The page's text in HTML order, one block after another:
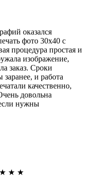
оказался
фото 30х40 с
процедура простая и
изображение,
заказ. Сроки
и работа
качественно,
довольна
нужны
★ ★ ★